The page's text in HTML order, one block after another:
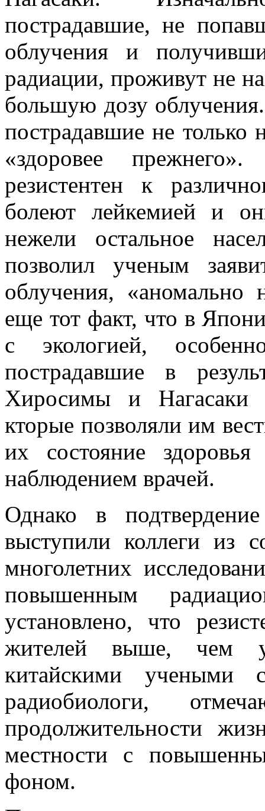
пострадавшие, не
облучения и
радиации, проживут не
большую дозу
пострадавшие не только
«здоровее
резистентен к
болеют лейкемией и
нежели остальное
позволил ученым
облучения, «аномально
еще тот факт, что в
с экологией,
пострадавшие в
Хиросимы и Нагасаки
кторые позволяли им
их состояние
наблюдением врачей.
Однако в
выступили коллеги из
многолетних
повышенным
установлено, что
жителей выше, чем у
китайскими учеными
радиобиологи,
продолжительности
местности с
фоном.